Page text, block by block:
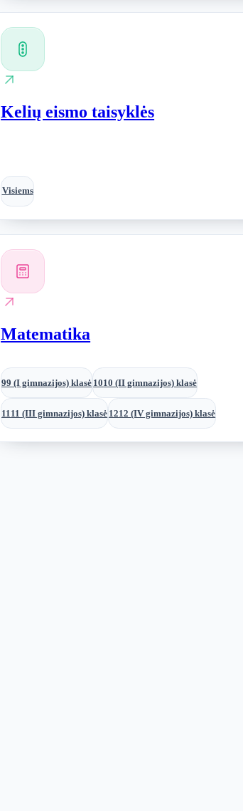
Kelių eismo taisyklės
Visiems
Matematika
99 (I gimnazijos) klasė 1010 (II gimnazijos) klasė
11 11 (III gimnazijos) klasė 1212 (IV gimnazijos) klasė